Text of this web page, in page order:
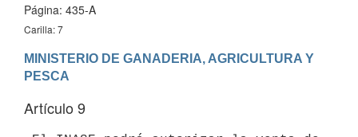
Página: 435-A
Carilla: 7
MINISTERIO DE GANADERIA, AGRICULTURA Y
PESCA
Artículo 9